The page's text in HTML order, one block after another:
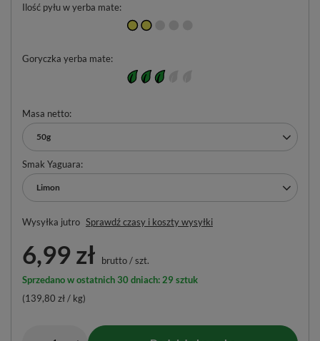
Masa netto
50g
Smak Yaguara
Limon
Wysyłka jutro Sprawdź czasy i koszty wysyłki
6,99 zł brutto/szt.
Sprzedano w ostatnich 30 dniach: 29 sztuk
(139,80 zł / kg)
Ilość pyłu w yerba mate
Goryczka yerba mate